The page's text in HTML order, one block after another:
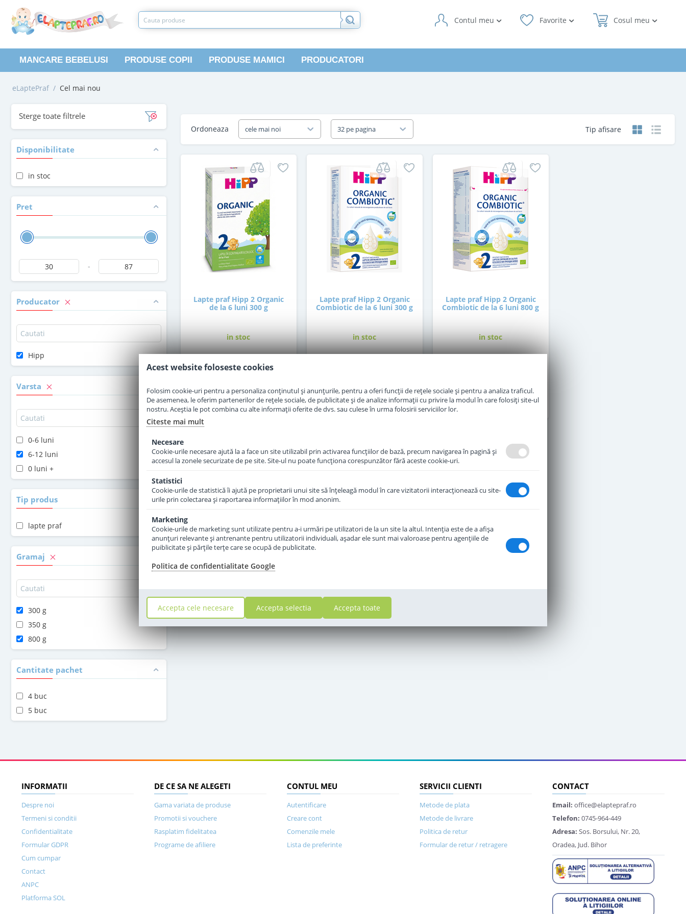
Cosul meu
Favorite
Contul meu
MANCARE BEBELUSI PRODUSE COPII PRODUSE MAMICI PRODUCATORI
eLaptePraf / Cel mai nou
Sterge toate filtrele
Disponibilitate
in stoc
Pret
-
Producator
Hipp
Varsta
0-6 luni
6-12 luni
0 luni +
Tip produs
lapte praf
Gramaj
300 g
350 g
800 g
Cantitate pachet
4 buc
5 buc
Tip afisare
Ordoneaza cele mai noi 32 pe pagina
Lapte praf Hipp 2 Organic
de la 6 luni 300 g
in stoc
30,00 Lei
Adauga in cos
Lapte praf Hipp 2 Organic
Combiotic de la 6 luni 300 g
in stoc
Adauga in cos
Lapte praf Hipp 2 Organic
Combiotic de la 6 luni 800 g
in stoc
Adauga in cos
INFORMATII
Despre noi
Termeni si conditii
Confidentialitate
Formular GDPR
Cum cumpar
Contact
ANPC
Platforma SOL
DE CE SA NE ALEGETI
Gama variata de produse
Promotii si vouchere
Rasplatim fidelitatea
Programe de afiliere
CONTUL MEU
Autentificare
Creare cont
Comenzile mele
Lista de preferinte
SERVICII CLIENTI
Metode de plata
Metode de livrare
Politica de retur
Formular de retur / retragere
CONTACT
Email: office@elaptepraf.ro
Telefon: 0745-964-449
Adresa: Sos. Borsului, Nr. 20,
Oradea, Jud. Bihor
Acest website foloseste cookies
Folosim cookie-uri pentru a personaliza conținutul și anunțurile, pentru a oferi funcții de rețele sociale și pentru a analiza traficul.
De asemenea, le oferim partenerilor de rețele sociale, de publicitate și de analize informații cu privire la modul în care folosiți site-ul
nostru. Aceștia le pot combina cu alte informații oferite de dvs. sau culese în urma folosirii serviciilor lor.
Citeste mai mult
Necesare
Cookie-urile necesare ajută la a face un site utilizabil prin activarea funcţiilor de bază, precum navigarea în pagină şi
accesul la zonele securizate de pe site. Site-ul nu poate funcţiona corespunzător fără aceste cookie-uri.
Statistici
Cookie-urile de statistică îi ajută pe proprietarii unui site să înţeleagă modul în care vizitatorii interacţionează cu site-
urile prin colectarea şi raportarea informaţiilor în mod anonim.
Marketing
Cookie-urile de marketing sunt utilizate pentru a-i urmări pe utilizatori de la un site la altul. Intenţia este de a afişa
anunţuri relevante şi antrenante pentru utilizatorii individuali, aşadar ele sunt mai valoroase pentru agenţiile de
puiblicitate şi părţile terţe care se ocupă de publicitate.
Politica de confidentialitate Google
Accepta cele necesare Accepta selectia Accepta toate